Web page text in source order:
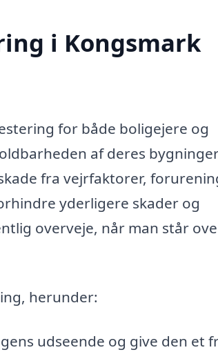
i Kongsmark
for både boligejere og
af deres
fra vejrfaktorer,
yderligere skader og
overveje, når man står
herunder:
udseende og give den et